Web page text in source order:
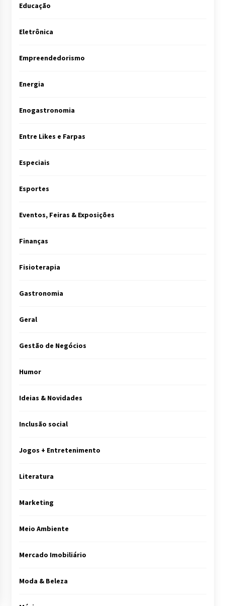
Educação
Eletrônica
Empreendedorismo
Energia
Enogastronomia
Entre Likes e Farpas
Especiais
Esportes
Eventos, Feiras & Exposições
Finanças
Fisioterapia
Gastronomia
Geral
Gestão de Negócios
Humor
Ideias & Novidades
Inclusão social
Jogos + Entretenimento
Literatura
Marketing
Meio Ambiente
Mercado Imobiliário
Moda & Beleza